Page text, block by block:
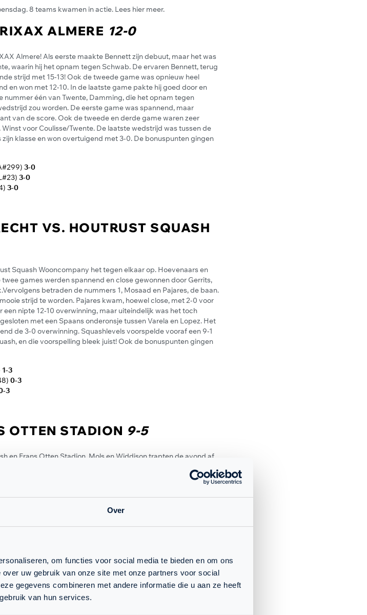
Over
om functies voor social media te bieden en om ons
uw gebruik van onze site met onze partners voor social
gegevens combineren met andere informatie die u aan ze heeft
van hun services.
8 teams kwamen in actie. Lees hier meer.
ALMERE 12-0
Almere! Als eerste maakte Bennett zijn debuut, maar het was
waarin hij het opnam tegen Schwab. De ervaren Bennett, terug
strijd met 15-13! Ook de tweede game was opnieuw heel
en won met 12-10. In de laatste game pakte hij goed door en
één van Twente, Damming, die het opnam tegen
zou worden. De eerste game was spannend, maar
van de score. Ook de tweede en derde game waren zeer
voor Coulisse/Twente. De laatste wedstrijd was tussen de
klasse en won overtuigend met 3-0. De bonuspunten gingen
3-0
3-0
3-0
VS. HOUTRUST SQUASH
Squash Wooncompany het tegen elkaar op. Hoevenaars en
games werden spannend en close gewonnen door Gerrits,
betraden de nummers 1, Mosaad en Pajares, de baan.
strijd te worden. Pajares kwam, hoewel close, met 2-0 voor
nipte 12-10 overwinning, maar uiteindelijk was het toch
met een Spaans onderonsje tussen Varela en Lopez. Het
de 3-0 overwinning. Squashlevels voorspelde vooraf een 9-1
en die voorspelling bleek juist! Ook de bonuspunten gingen
1-3
0-3
3
OTTEN STADION 9-5
en Frans Otten Stadion. Mols en Widdison trapten de avond af
hij de wedstrijd won. Daarna volgde een top-20 duel tussen
0 voorsprong, maar Lobban verweerde zich goed en maakte de
topwedstrijd met 3-1 naar zich toe trok. Daarmee ging de
nog belangrijke punten pakken? Squashlevels had
Vargas leek echter vastberaden en won zijn wedstrijd
'Meersquash.
VS. ISQUASH / CS